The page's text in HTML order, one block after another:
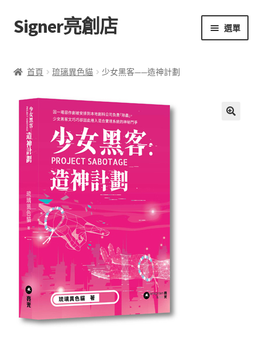
跳
至
覽
跳
至
要
Signer亮創店 選單
學校選書（小學）
學校選書（中學）
「此時此地 看見亮光」2025特展
網上書店
無紙書
文創
聯絡我們+郵費
首頁 琉璃異色貓 少女黑客——造神計劃